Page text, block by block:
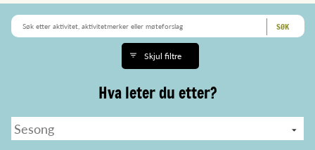
Skjul filtre
Hva leter du etter?